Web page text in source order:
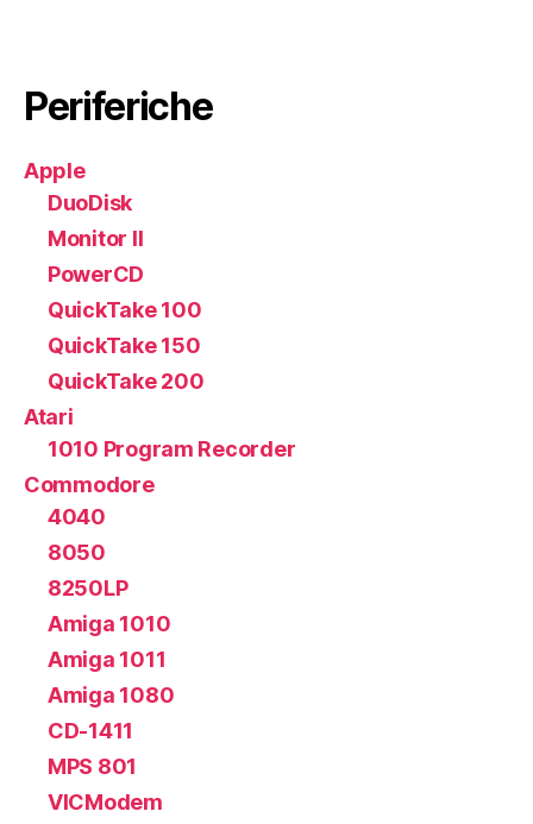
Periferiche
Apple
DuoDisk
Monitor II
PowerCD
QuickTake 100
QuickTake 150
QuickTake 200
Atari
1010 Program Recorder
Commodore
4040
8050
8250LP
Amiga 1010
Amiga 1011
Amiga 1080
CD-1411
MPS 801
VICModem